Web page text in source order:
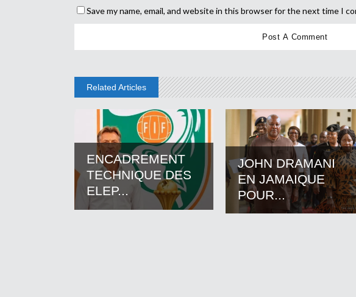
Save my name, email, and website in this browser for the next time I
Related Articles
ENCADREMENT
TECHNIQUE DES
ELEP...
JOHN DRAMANI
EN JAMAIQUE
POUR...